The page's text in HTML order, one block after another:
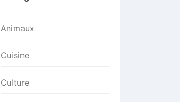
Animaux
Cuisine
Culture